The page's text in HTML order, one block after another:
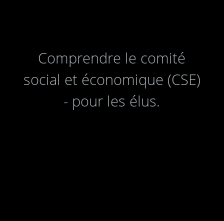
Comprendre le comité
social et économique (CSE)
- pour les élus.